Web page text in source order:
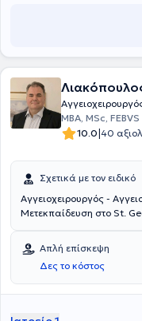
MBA, MSc, FEBVS
10.0|40
Σχετικά με τον ειδικό
Αγγειοχειρουργός -
Μετεκπαίδευση στο St.
Απλή επίσκεψη
Δες το κόστος